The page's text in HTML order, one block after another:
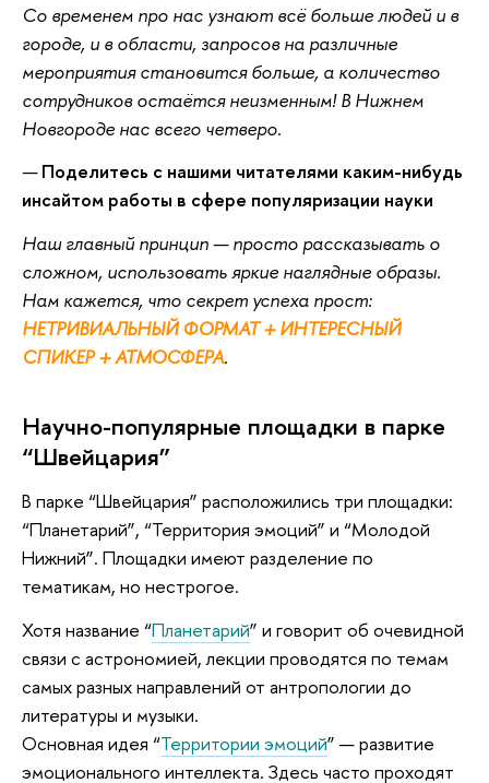
Со временем про нас узнают всё больше людей и в
городе, и в области, запросов на различные
мероприятия становится больше, а количество
сотрудников остаётся неизменным! В Нижнем
Новгороде нас всего четверо.
—Поделитесь с нашими читателями каким-нибудь
инсайтом работы в сфере популяризации науки
Наш главный принцип — просто рассказывать о
сложном, использовать яркие наглядные образы.
Нам кажется, что секрет успеха прост:
НЕТРИВИАЛЬНЫЙ ФОРМАТ + ИНТЕРЕСНЫЙ
СПИКЕР + АТМОСФЕРА.
Научно-популярные площадки в парке
“Швейцария”
В парке “Швейцария” расположились три площадки:
“Планетарий”, “Территория эмоций” и “Молодой
Нижний”. Площадки имеют разделение по
тематикам, но нестрогое.
Хотя название “Планетарий” и говорит об очевидной
связи с астрономией, лекции проводятся по темам
самых разных направлений от антропологии до
литературы и музыки.
Основная идея “Территории эмоций” — развитие
эмоционального интеллекта. Здесь часто проходят